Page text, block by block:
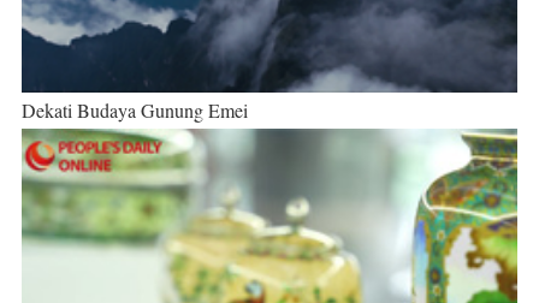
Dekati Budaya Gunung Emei